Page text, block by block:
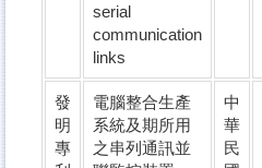
serial
communication
links
發
明
專
電腦整合生產
系統及期所用
之串列通訊並
中
華
民